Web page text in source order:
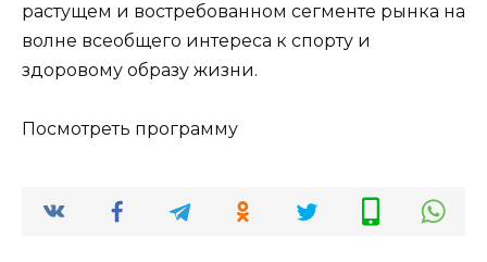
растущем и востребованном сегменте рынка на
волне всеобщего интереса к спорту и
здоровому образу жизни.
Посмотреть программу